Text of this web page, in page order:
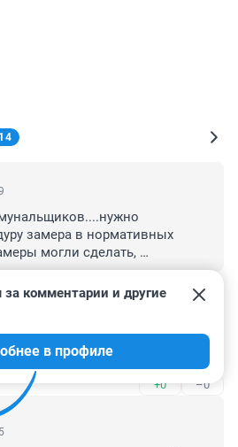
14
замера в нормативных
могли сделать,
стороны
–0
народ дурить!!!
+0 –0
комментарии и другие
в профиле